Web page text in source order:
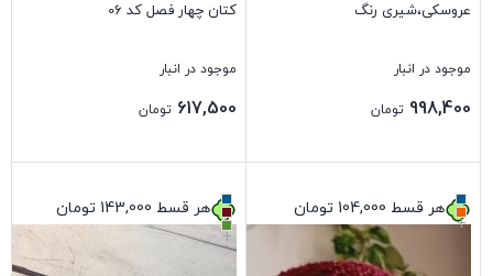
عروسکی،شیری رنگ
موجود در انبار
998,400 تومان
کتان چهار فصل کد 06
موجود در انبار
617,500 تومان
هر قسط 104,000 تومان
+
هر قسط 143,000 تومان
+